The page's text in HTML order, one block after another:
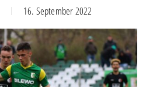
16. September 2022